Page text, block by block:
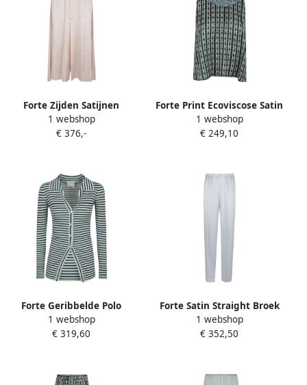
Forte Zijden Satijnen
Elastische Rok Pink Dames
1 webshop
€ 376,-
Forte Print Ecoviscose Satin
Top Blue Dames
1 webshop
€ 249,10
Forte Geribbelde Polo
Cardigan in Superfijne
Merinos Multicolor Dames
1 webshop
€ 319,60
Forte Satin Straight Broek
Gray Dames
1 webshop
€ 352,50